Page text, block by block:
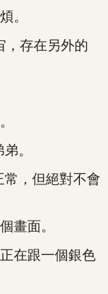
。
存在另外的
。
，但絕對不會
畫面。
在跟一個銀色